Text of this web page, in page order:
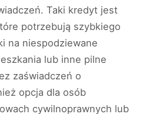
Taki kredyt jest
potrzebują szybkiego
na niespodziewane
lub inne pilne
zaświadczeń o
opcja dla osób
cywilnoprawnych lub